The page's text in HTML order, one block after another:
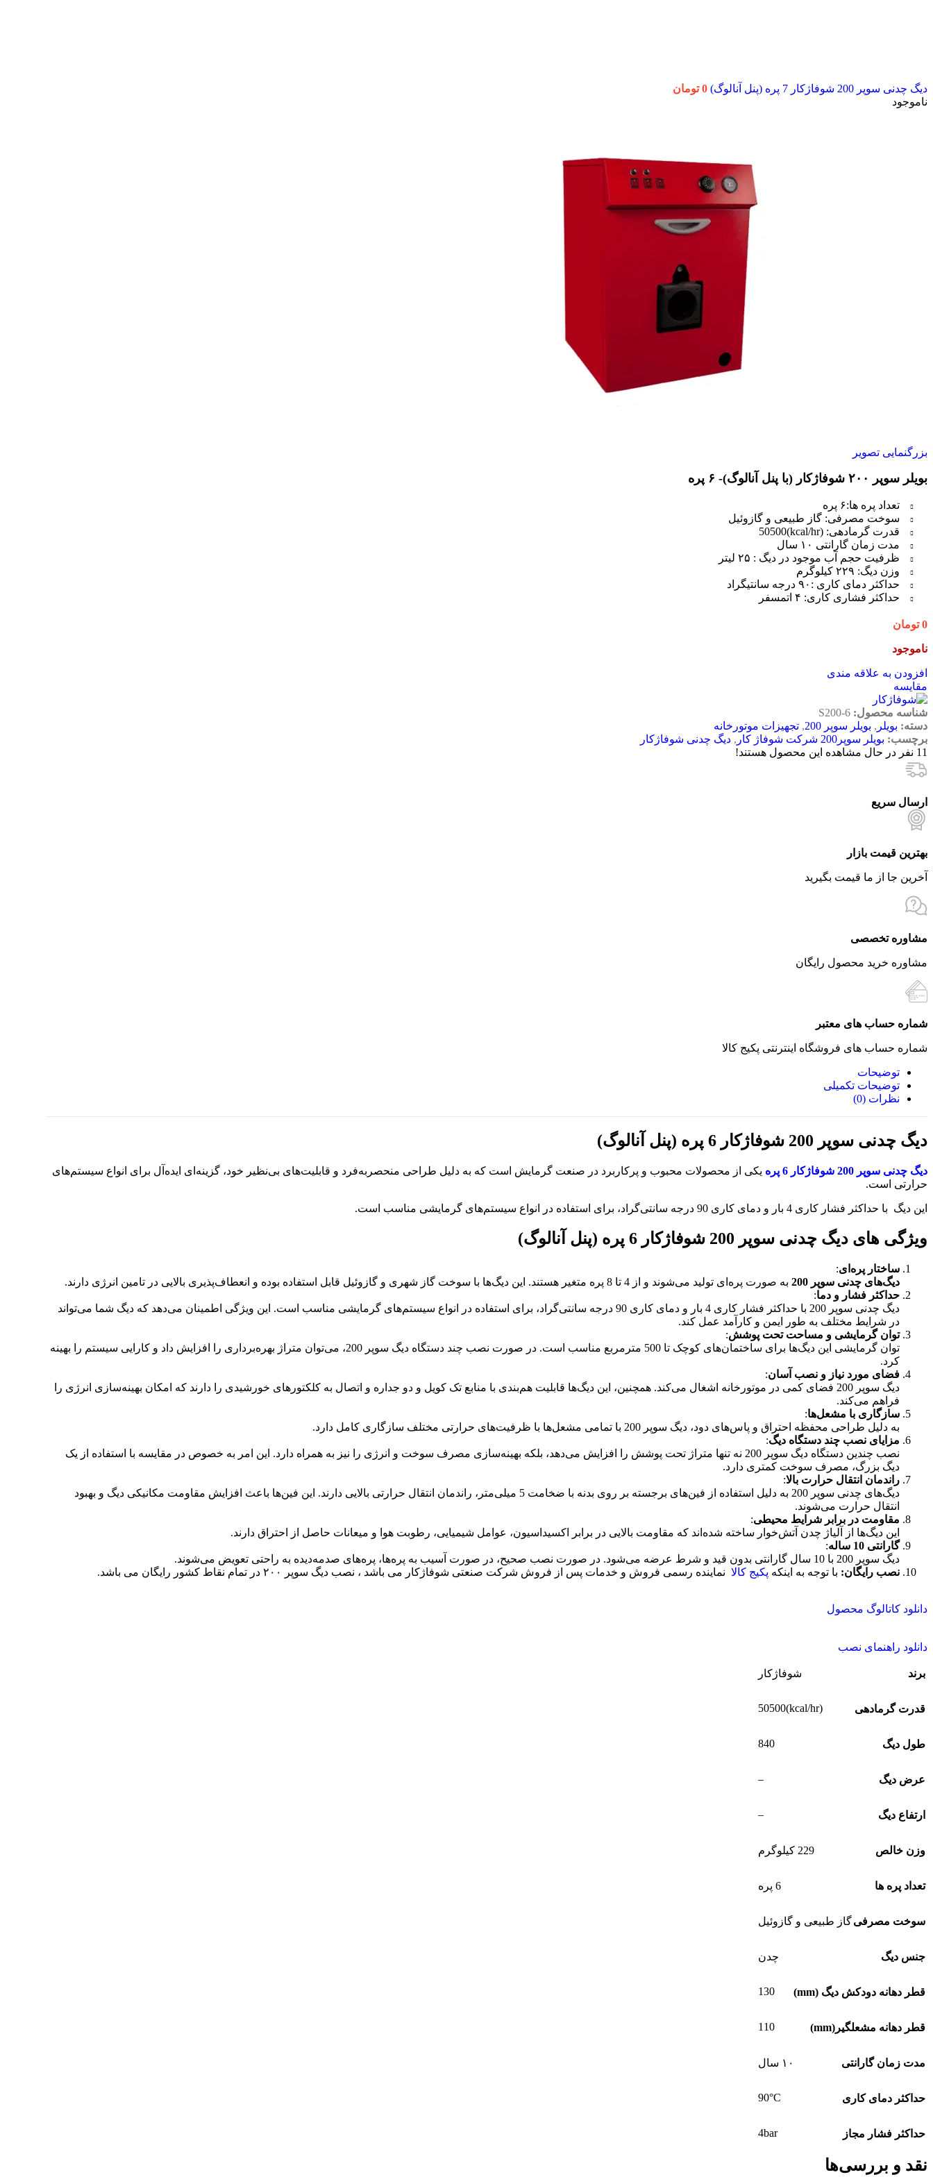
دیگ چدنی سوپر 200 شوفاژکار 7 پره (پنل آنالوگ) 0 تومان
ناموجود
بزرگنمایی تصویر
بویلر سوپر ۲۰۰ شوفاژکار (با پنل آنالوگ)- ۶ پره
تعداد پره ها:۶ پره
سوخت مصرفی: گاز طبیعی و گازوئیل
قدرت گرمادهی: (kcal/hr)50500
مدت زمان گارانتی ۱۰ سال
ظرفیت حجم آب موجود در دیگ : ۲۵ لیتر
وزن دیگ: ۲۲۹ کیلوگرم
حداکثر دمای کاری :۹۰ درجه سانتیگراد
حداکثر فشاری کاری: ۴ اتمسفر
0 تومان
ناموجود
افزودن به علاقه مندی
مقایسه
شناسه محصول: S200-6
دسته: بویلر , بویلر سوپر 200 , تجهیزات موتورخانه
برچسب: بویلر سوپر200 شرکت شوفاژ کار , دیگ چدنی شوفاژکار
11 نفر در حال مشاهده این محصول هستند!
ارسال سریع
بهترین قیمت بازار
آخرین جا از ما قیمت بگیرید
مشاوره تخصصی
مشاوره خرید محصول رایگان
شماره حساب های معتبر
شماره حساب های فروشگاه اینترنتی پکیج کالا
توضیحات
توضیحات تکمیلی
نظرات (0)
دیگ چدنی سوپر 200 شوفاژکار 6 پره (پنل آنالوگ)
دیگ چدنی سوپر 200 شوفاژکار 6 پره
یکی از محصولات محبوب و پرکاربرد در صنعت گرمایش است که به دلیل طراحی منحصربه‌فرد و قابلیت‌های بی‌نظیر خود، گزینه‌ای ایده‌آل برای انواع سیستم‌های
حرارتی است.
این دیگ با حداکثر فشار کاری 4 بار و دمای کاری 90 درجه سانتی‌گراد، برای استفاده در انواع سیستم‌های گرمایشی مناسب است.
ویژگی های دیگ چدنی سوپر 200 شوفاژکار 6 پره (پنل آنالوگ)
ساختار پره‌ای:
دیگ‌های چدنی سوپر 200
به صورت پره‌ای تولید می‌شوند و از 4 تا 8 پره متغیر هستند. این دیگ‌ها با سوخت گاز شهری و گازوئیل قابل استفاده بوده و انعطاف‌پذیری بالایی در تامین انرژی دارند.
حداکثر فشار و دما:
دیگ چدنی سوپر 200 با حداکثر فشار کاری 4 بار و دمای کاری 90 درجه سانتی‌گراد، برای استفاده در انواع سیستم‌های گرمایشی مناسب است. این ویژگی اطمینان می‌دهد که دیگ شما می‌تواند
در شرایط مختلف به طور ایمن و کارآمد عمل کند.
توان گرمایشی و مساحت تحت پوشش:
توان گرمایشی این دیگ‌ها برای ساختمان‌های کوچک تا 500 مترمربع مناسب است. در صورت نصب چند دستگاه دیگ سوپر 200، می‌توان متراژ بهره‌برداری را افزایش داد و کارایی سیستم را بهینه
کرد.
فضای مورد نیاز و نصب آسان:
دیگ سوپر 200 فضای کمی در موتورخانه اشغال می‌کند. همچنین، این دیگ‌ها قابلیت هم‌بندی با منابع تک کویل و دو جداره و اتصال به کلکتورهای خورشیدی را دارند که امکان بهینه‌سازی انرژی را
فراهم می‌کند.
سازگاری با مشعل‌ها:
به دلیل طراحی محفظه احتراق و پاس‌های دود، دیگ سوپر 200 با تمامی مشعل‌ها با ظرفیت‌های حرارتی مختلف سازگاری کامل دارد.
مزایای نصب چند دستگاه دیگ:
نصب چندین دستگاه دیگ سوپر 200 نه تنها متراژ تحت پوشش را افزایش می‌دهد، بلکه بهینه‌سازی مصرف سوخت و انرژی را نیز به همراه دارد. این امر به خصوص در مقایسه با استفاده از یک
دیگ بزرگ، مصرف سوخت کمتری دارد.
راندمان انتقال حرارت بالا:
دیگ‌های چدنی سوپر 200 به دلیل استفاده از فین‌های برجسته بر روی بدنه با ضخامت 5 میلی‌متر، راندمان انتقال حرارتی بالایی دارند. این فین‌ها باعث افزایش مقاومت مکانیکی دیگ و بهبود
انتقال حرارت می‌شوند.
مقاومت در برابر شرایط محیطی:
این دیگ‌ها از آلیاژ چدن آتش‌خوار ساخته شده‌اند که مقاومت بالایی در برابر اکسیداسیون، عوامل شیمیایی، رطوبت هوا و میعانات حاصل از احتراق دارند.
گارانتی 10 ساله
:
دیگ سوپر 200 با 10 سال گارانتی بدون قید و شرط عرضه می‌شود. در صورت نصب صحیح، در صورت آسیب به پره‌ها، پره‌های صدمه‌دیده به راحتی تعویض می‌شوند.
نصب رایگان: با توجه به اینکه پکیج کالا نماینده رسمی فروش و خدمات پس از فروش شرکت صنعتی شوفاژکار می باشد ، نصب دیگ سوپر ۲۰۰ در تمام نقاط کشور رایگان می باشد.
دانلود کاتالوگ محصول
دانلود راهنمای نصب
برند شوفاژکار
قدرت گرمادهی (kcal/hr)50500
طول دیگ 840
عرض دیگ –
ارتفاع دیگ –
وزن خالص 229 کیلوگرم
تعداد پره ها 6 پره
سوخت مصرفیگاز طبیعی و گازوئیل
جنس دیگ چدن
قطر دهانه دودکش دیگ (mm) 130
قطر دهانه مشعلگیر(mm) 110
مدت زمان گارانتی ۱۰ سال
حداکثر دمای کاری 90°C
حداکثر فشار مجاز 4bar
نقد و بررسی‌ها